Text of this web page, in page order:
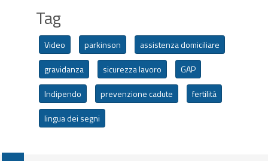
Tag
Video parkinson
assistenza domiciliare
gravidanza
sicurezza lavoro
GAP
Indipendo
prevenzione cadute
fertilità
lingua dei segni